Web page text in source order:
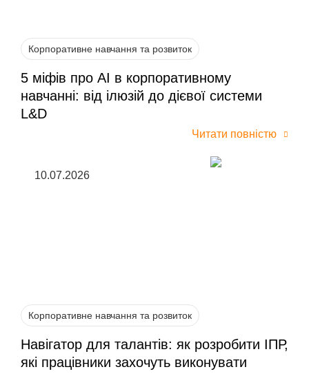
Корпоративне навчання та розвиток
5 міфів про AI в корпоративному
навчанні: від ілюзій до дієвої системи
L&D
Читати повністю
10.07.2026
Корпоративне навчання та розвиток
Навігатор для талантів: як розробити ІПР,
які працівники захочуть виконувати